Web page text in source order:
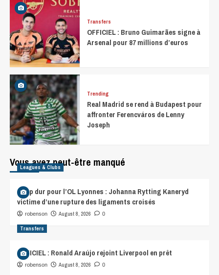
Transfers
OFFICIEL : Bruno Guimarães signe à
Arsenal pour 87 millions d’euros
Trending
Real Madrid se rend à Budapest pour
affronter Ferencváros de Lenny
Joseph
Vous avez peut-être manqué
Leagues & Clubs
Coup dur pour l’OL Lyonnes : Johanna Rytting Kaneryd
victime d’une rupture des ligaments croisés
robenson August 8, 2026 0
Transfers
OFFICIEL : Ronald Araújo rejoint Liverpool en prêt
robenson August 8, 2026 0